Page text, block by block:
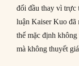
đối đầu thay vì trực
luận Kaiser Kuo đã
thế mặc định
mà không thuyết